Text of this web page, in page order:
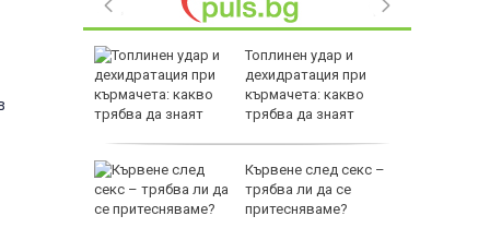
Топлинен удар и
дехидратация при
кърмачета: какво
трябва да знаят
Кървене след секс –
трябва ли да се
притесняваме?